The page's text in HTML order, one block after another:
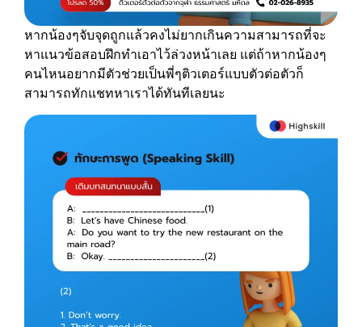
หากน้องๆจับจุดถูกแล้วคงไม่ยากเกินความสามารถที่จะ
หาแนวข้อสอบฝึกทำเอาไว้ล่วงหน้าเลย แต่ถ้าหากน้องๆ
คนไหนอยากมีตัวช่วยเป็นพี่ๆติวเตอร์แบบตัวต่อตัวก็
สามารถทักแชทหาเราได้ทันทีเลยนะ